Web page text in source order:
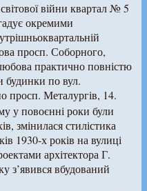
війни квартал № 5
окремими
просп. Соборного,
практично повністю
будинки по вул.
просп. Металургів, 14.
у повоєнні роки були
змінилася стилістика
1930-х років на вулиці
архітектора Г.
з’явився вбудований